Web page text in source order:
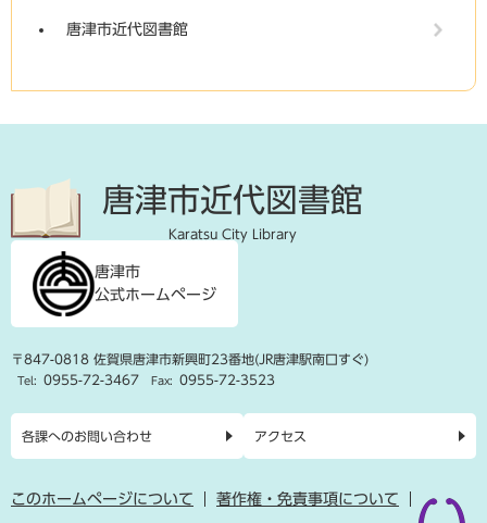
唐津市近代図書館
唐津市近代図書館
Karatsu City Library
唐津市
公式ホームページ
〒847-0818 佐賀県唐津市新興町23番地(JR唐津駅南口すぐ)
Tel: 0955-72-3467 Fax: 0955-72-3523
各課へのお問い合わせ アクセス
このホームページについて 著作権・免責事項について